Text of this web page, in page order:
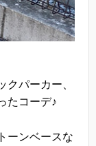
クパーカー、
たコーデ♪
ーンベースな